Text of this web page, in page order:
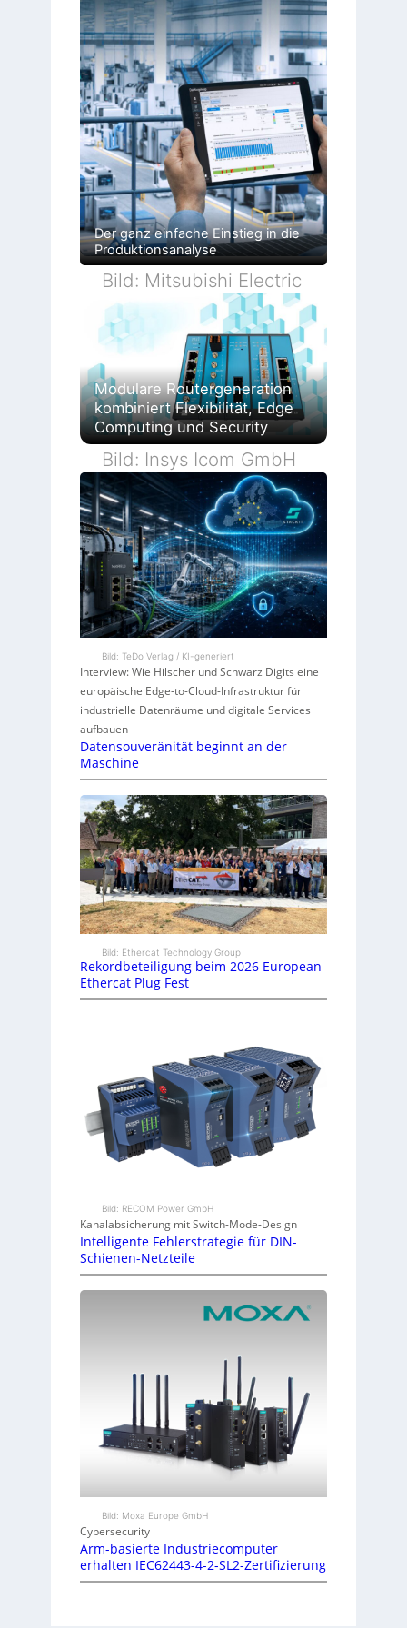
Der ganz einfache Einstieg in die
Produktionsanalyse
Bild: Mitsubishi Electric
Modulare Routergeneration
kombiniert Flexibilität, Edge
Computing und Security
Bild: Insys Icom GmbH
Bild: TeDo Verlag / KI-generiert
Interview: Wie Hilscher und Schwarz Digits eine
europäische Edge-to-Cloud-Infrastruktur für
industrielle Datenräume und digitale Services
aufbauen
Datensouveränität beginnt an der
Maschine
Bild: Ethercat Technology Group
Rekordbeteiligung beim 2026 European
Ethercat Plug Fest
Bild: RECOM Power GmbH
Kanalabsicherung mit Switch-Mode-Design
Intelligente Fehlerstrategie für DIN-
Schienen-Netzteile
Bild: Moxa Europe GmbH
Cybersecurity
Arm-basierte Industriecomputer
erhalten IEC62443-4-2-SL2-Zertifizierung